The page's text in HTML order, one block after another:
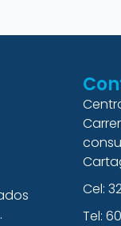
Cel:
Tel: